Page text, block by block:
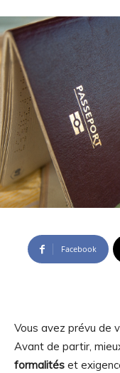
Facebook
Vous avez prévu de
Avant de partir,
formalités et